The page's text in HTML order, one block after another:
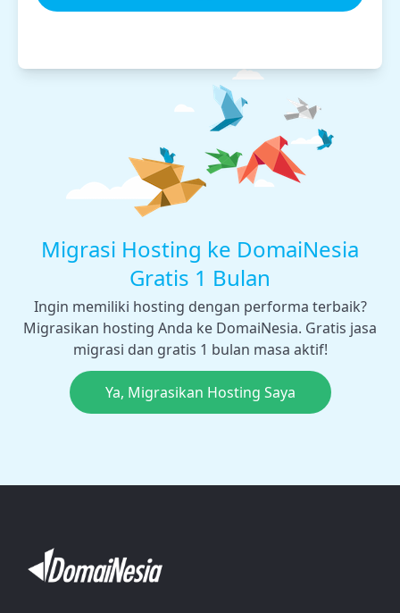
Migrasi Hosting ke DomaiNesia
Gratis 1 Bulan
Ingin memiliki hosting dengan performa terbaik?
Migrasikan hosting Anda ke DomaiNesia. Gratis jasa
migrasi dan gratis 1 bulan masa aktif!
Ya, Migrasikan Hosting Saya